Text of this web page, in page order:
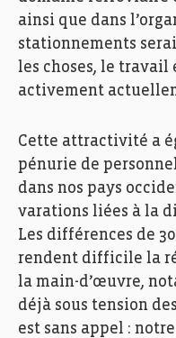
ainsi que dans
stationnements
les choses, le travail
activement
Cette attractivité a
pénurie de
dans nos pays
varations liées à la
Les différences de
rendent difficile la
la main-d’œuvre,
déjà sous tension
est sans appel :